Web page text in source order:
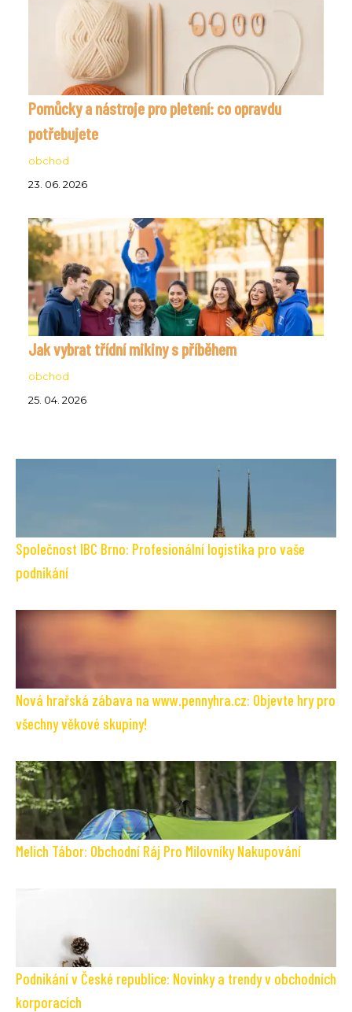
Pomůcky a nástroje pro pletení: co opravdu
potřebujete
obchod
23. 06. 2026
Jak vybrat třídní mikiny s příběhem
obchod
25. 04. 2026
Společnost IBC Brno: Profesionální logistika pro vaše
podnikání
Nová hrařská zábava na www.pennyhra.cz: Objevte hry pro
všechny věkové skupiny!
Melich Tábor: Obchodní Ráj Pro Milovníky Nakupování
Podnikání v České republice: Novinky a trendy v obchodních
korporacích